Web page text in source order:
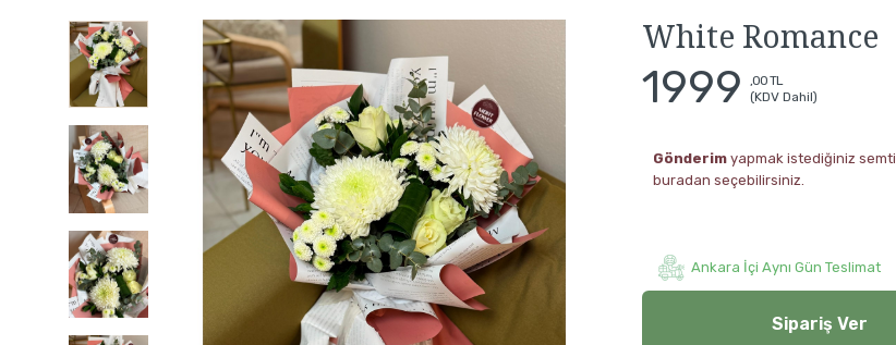
White Romance
1999
,00 TL
(KDV Dahil)
Gönderimyapmak istediğiniz semti
buradan seçebilirsiniz.
Ankara İçi Aynı Gün Teslimat
Sipariş Ver